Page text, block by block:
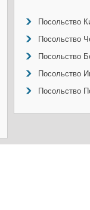
Посольство
Посольство
Посольство
Посольство
Посольство